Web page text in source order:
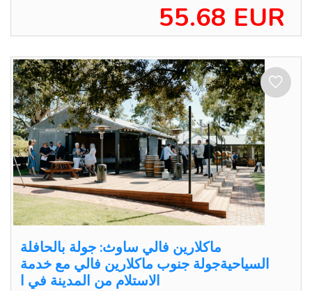
55.68 EUR
ماكلارين فالي ساوث: جولة بالحافلة
السياحيةجولة جنوب ماكلارين فالي مع خدمة
الاستلام من المدينة في ا